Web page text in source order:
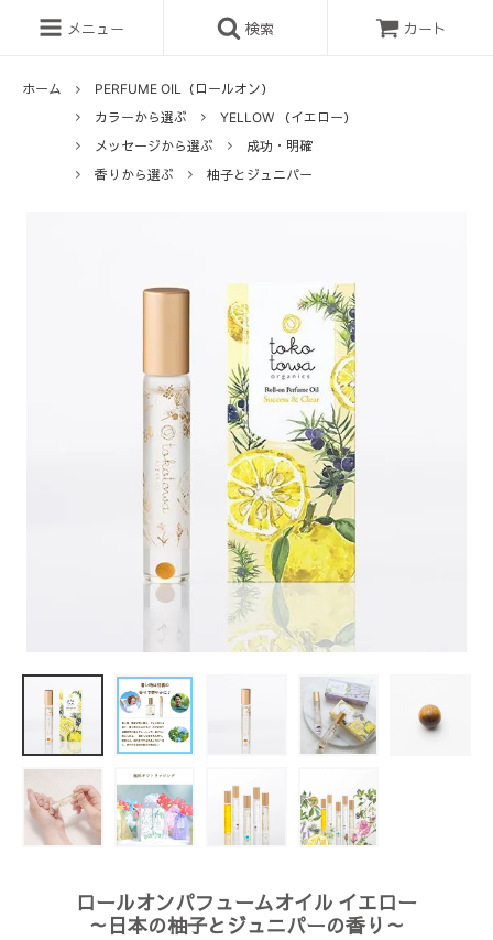
メニュー 検索 カート
ホーム
PERFUME OIL（ロールオン）
カラーから選ぶ
YELLOW （イエロー）
メッセージから選ぶ
成功・明確
香りから選ぶ
柚子とジュニパー
ロールオンパフュームオイル イエロー
～日本の柚子とジュニパーの香り～